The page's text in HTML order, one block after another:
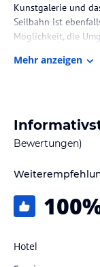
Kunstgalerie und
Seilbahn ist
Möglichkeit, die
Zimmer verfügt
Pflegeprodukten.
Aufenthalts.
Gastronomie im
Das Hotel Antigone
Tag mit einem
In der Umgebung
Mehr anzeigen
Bewertungen)
100
Hotel